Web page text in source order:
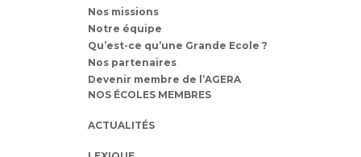
Nos missions
Notre équipe
Qu’est-ce qu’une Grande Ecole ?
Nos partenaires
Devenir membre de l’AGERA
NOS ÉCOLES MEMBRES
ACTUALITÉS